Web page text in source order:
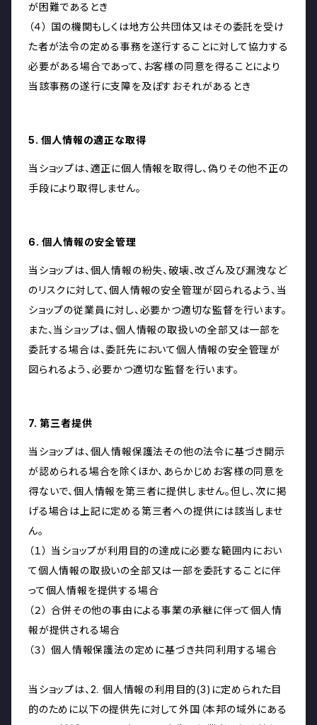
が困難であるとき
（４） 国の機関もしくは地方公共団体又はその委託を受け
た者が法令の定める事務を遂行することに対して協力する
必要がある場合であって、お客様の同意を得ることにより
当該事務の遂行に支障を及ぼすおそれがあるとき
5. 個人情報の適正な取得
当ショップは、適正に個人情報を取得し、偽りその他不正の
手段により取得しません。
6. 個人情報の安全管理
当ショップは、個人情報の紛失、破壊、改ざん及び漏洩など
のリスクに対して、個人情報の安全管理が図られるよう、当
ショップの従業員に対し、必要かつ適切な監督を行います。
また、当ショップは、個人情報の取扱いの全部又は一部を
委託する場合は、委託先において個人情報の安全管理が
図られるよう、必要かつ適切な監督を行います。
7. 第三者提供
当ショップは、個人情報保護法その他の法令に基づき開示
が認められる場合を除くほか、あらかじめお客様の同意を
得ないで、個人情報を第三者に提供しません。但し、次に掲
げる場合は上記に定める第三者への提供には該当しませ
ん。
（１） 当ショップが利用目的の達成に必要な範囲内におい
て個人情報の取扱いの全部又は一部を委託することに伴
って個人情報を提供する場合
（２） 合併その他の事由による事業の承継に伴って個人情
報が提供される場合
（３） 個人情報保護法の定めに基づき共同利用する場合
当ショップは、2. 個人情報の利用目的(3)に定められた目
的のために以下の提供先に対して外国（本邦の域外にある